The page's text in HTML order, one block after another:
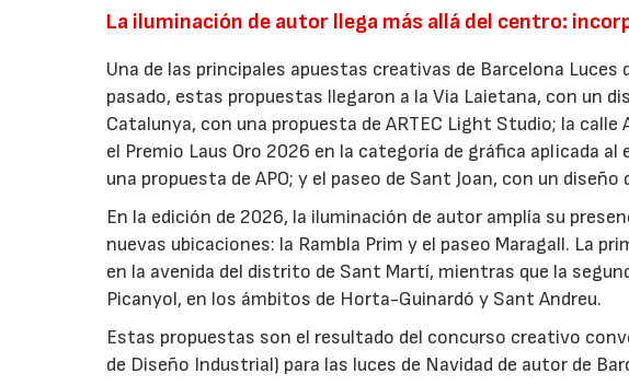
La iluminación de autor llega más allá del centro:
Una de las principales apuestas creativas de Barcelona
pasado, estas propuestas llegaron a la Via Laietana, con un
Catalunya, con una propuesta de ARTEC Light Studio; la
el Premio Laus Oro 2026 en la categoría de gráfica aplicada
una propuesta de APO; y el paseo de Sant Joan, con un diseño
En la edición de 2026, la iluminación de autor amplía su
nuevas ubicaciones: la Rambla Prim y el paseo Maragall. La
en la avenida del distrito de Sant Martí, mientras que la
Picanyol, en los ámbitos de Horta-Guinardó y Sant Andreu.
Estas propuestas son el resultado del concurso creativo
de Diseño Industrial) para las luces de Navidad de autor de